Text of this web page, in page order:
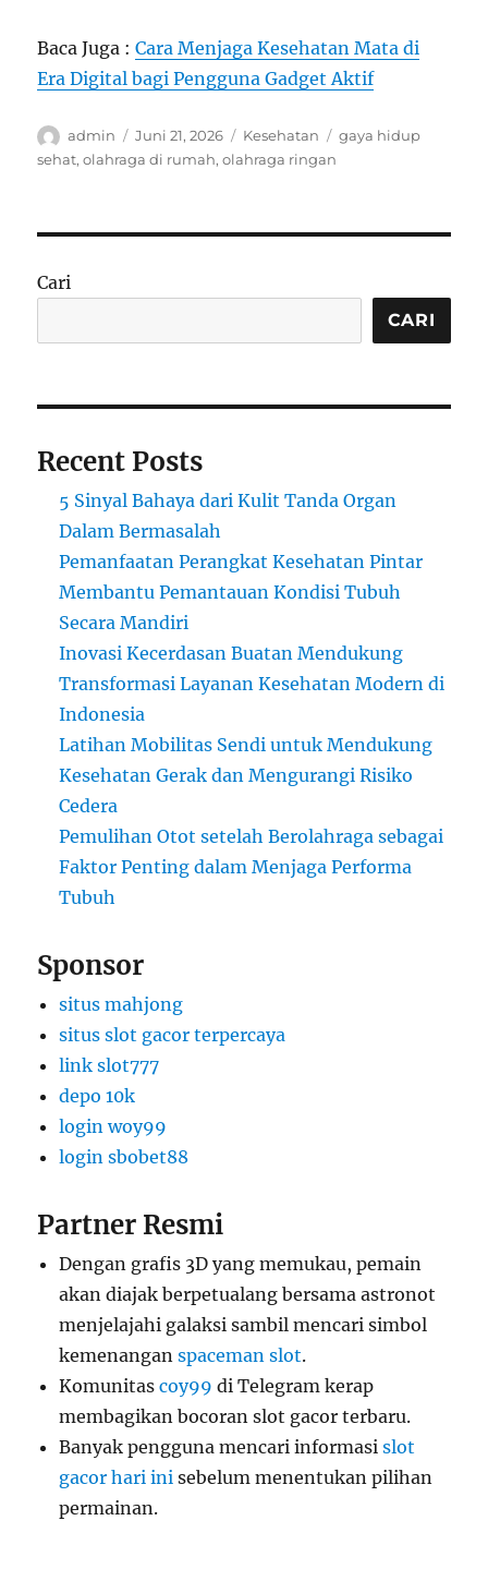
Baca Juga :Cara Menjaga Kesehatan Mata di
Era Digital bagi Pengguna Gadget Aktif
Author
admin
Posted
on
Juni 21, 2026 Categories
Kesehatan Tags
gaya hidup
sehat,olahraga di rumah,olahraga ringan
Cari
CARI
Recent Posts
5 Sinyal Bahaya dari Kulit Tanda Organ
Dalam Bermasalah
Pemanfaatan Perangkat Kesehatan Pintar
Membantu Pemantauan Kondisi Tubuh
Secara Mandiri
Inovasi Kecerdasan Buatan Mendukung
Transformasi Layanan Kesehatan Modern di
Indonesia
Latihan Mobilitas Sendi untuk Mendukung
Kesehatan Gerak dan Mengurangi Risiko
Cedera
Pemulihan Otot setelah Berolahraga sebagai
Faktor Penting dalam Menjaga Performa
Tubuh
Sponsor
situs mahjong
situs slot gacor terpercaya
link slot777
depo 10k
login woy99
login sbobet88
Partner Resmi
Dengan grafis 3D yang memukau, pemain
akan diajak berpetualang bersama astronot
menjelajahi galaksi sambil mencari simbol
kemenanganspaceman slot.
Komunitascoy99 di Telegram kerap
membagikan bocoran slot gacor terbaru.
Banyak pengguna mencari informasislot
gacor hari ini sebelum menentukan pilihan
permainan.